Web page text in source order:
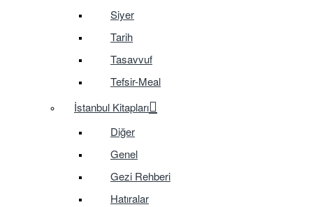
Siyer
Tarih
Tasavvuf
Tefsir-Meal
İstanbul Kitapları
Diğer
Genel
Gezi Rehberi
Hatıralar